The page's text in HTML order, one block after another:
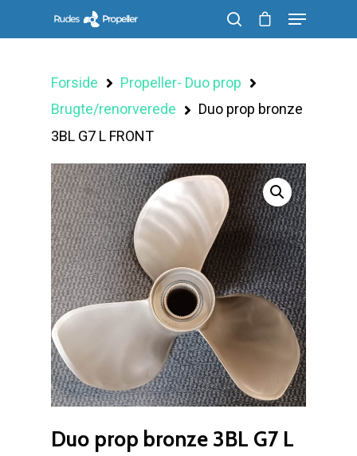
Forside
Propeller- Duo prop
Brugte/renorverede
Duo prop bronze
3BL G7 L FRONT
Duo prop bronze 3BL G7 L